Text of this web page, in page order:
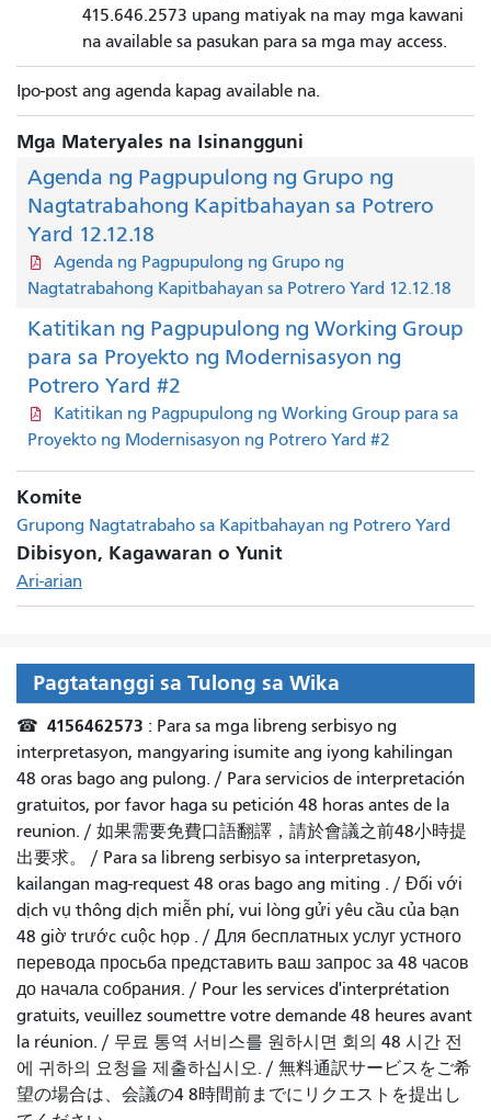
415.646.2573 upang matiyak na may mga kawani
na available sa pasukan para sa mga may access.
Ipo-post ang agenda kapag available na.
Mga Materyales na Isinangguni
Agenda ng Pagpupulong ng Grupo ng
Nagtatrabahong Kapitbahayan sa Potrero
Yard 12.12.18
Agenda ng Pagpupulong ng Grupo ng
Nagtatrabahong Kapitbahayan sa Potrero Yard 12.12.18
Katitikan ng Pagpupulong ng Working Group
para sa Proyekto ng Modernisasyon ng
Potrero Yard #2
Katitikan ng Pagpupulong ng Working Group para sa
Proyekto ng Modernisasyon ng Potrero Yard #2
Komite
Grupong Nagtatrabaho sa Kapitbahayan ng Potrero Yard
Dibisyon, Kagawaran o Yunit
Ari-arian
Pagtatanggi sa Tulong sa Wika
☎ 4156462573 : Para sa mga libreng serbisyo ng
interpretasyon, mangyaring isumite ang iyong kahilingan
48 oras bago ang pulong. / Para servicios de interpretación
gratuitos, por favor haga su petición 48 horas antes de la
reunion. / 如果需要免費口語翻譯，請於會議之前48小時提
出要求。 / Para sa libreng serbisyo sa interpretasyon,
kailangan mag-request 48 oras bago ang miting . / Đối với
dịch vụ thông dịch miễn phí, vui lòng gửi yêu cầu của bạn
48 giờ trước cuộc họp . / Для бесплатных услуг устного
перевода просьба представить ваш запрос за 48 часов
до начала собрания. / Pour les services d'interprétation
gratuits, veuillez soumettre votre demande 48 heures avant
la réunion. / 무료 통역 서비스를 원하시면 회의 48 시간 전
에 귀하의 요청을 제출하십시오. / 無料通訳サービスをご希
望の場合は、会議の4 8時間前までにリクエストを提出し